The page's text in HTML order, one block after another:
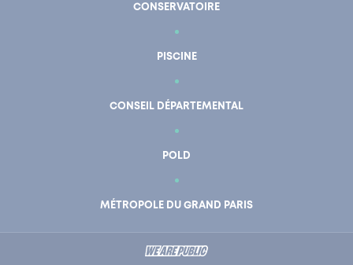
CONSERVATOIRE
PISCINE
CONSEIL DÉPARTEMENTAL
POLD
MÉTROPOLE DU GRAND PARIS
En un clic Mon compte